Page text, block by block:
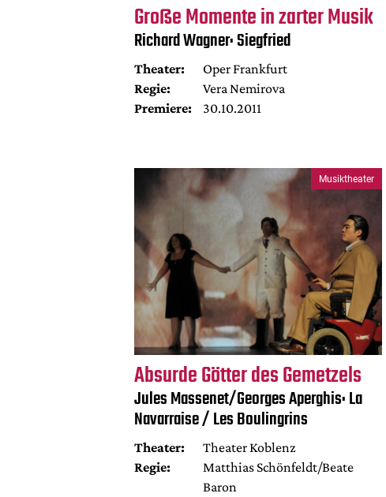
Große Momente in zarter Musik
Richard Wagner: Siegfried
Theater:
Oper Frankfurt
Regie:
Vera Nemirova
Premiere:
30.10.2011
Musiktheater
Absurde Götter des Gemetzels
Jules Massenet/Georges Aperghis: La
Navarraise / Les Boulingrins
Theater:
Theater Koblenz
Regie:
Matthias Schönfeldt/Beate
Baron